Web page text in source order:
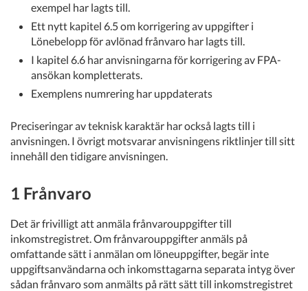
exempel har lagts till.
Ett nytt kapitel 6.5 om korrigering av uppgifter i
Lönebelopp för avlönad frånvaro har lagts till.
I kapitel 6.6 har anvisningarna för korrigering av FPA-
ansökan kompletterats.
Exemplens numrering har uppdaterats
Preciseringar av teknisk karaktär har också lagts till i
anvisningen. I övrigt motsvarar anvisningens riktlinjer till sitt
innehåll den tidigare anvisningen.
1 Frånvaro
Det är frivilligt att anmäla frånvarouppgifter till
inkomstregistret. Om frånvarouppgifter anmäls på
omfattande sätt i anmälan om löneuppgifter, begär inte
uppgiftsanvändarna och inkomsttagarna separata intyg över
sådan frånvaro som anmälts på rätt sätt till inkomstregistret